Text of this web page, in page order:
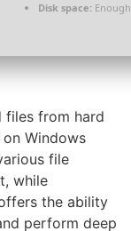
Disk space:
files from hard
Windows
file
while
the ability
perform deep